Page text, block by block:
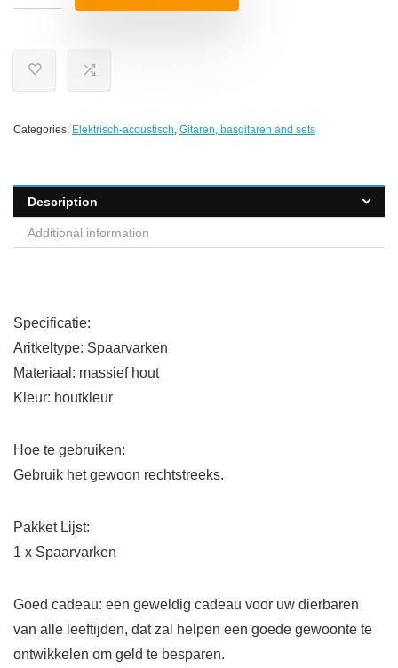
Categories: Elektrisch-acoustisch, Gitaren, basgitaren and sets
Description
Additional information
Specificatie:
Aritkeltype: Spaarvarken
Materiaal: massief hout
Kleur: houtkleur
Hoe te gebruiken:
Gebruik het gewoon rechtstreeks.
Pakket Lijst:
1 x Spaarvarken
Goed cadeau: een geweldig cadeau voor uw dierbaren
van alle leeftijden, dat zal helpen een goede gewoonte te
ontwikkelen om geld te besparen.